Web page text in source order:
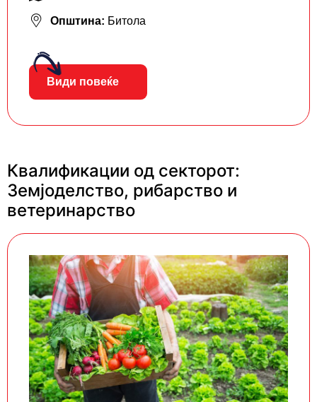
Општина: Битола
Види повеќе
Квалификации од секторот:
Земјоделство, рибарство и
ветеринарство